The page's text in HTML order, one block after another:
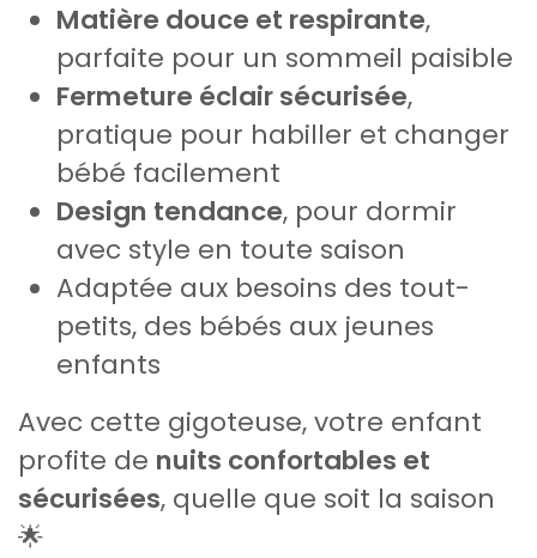
Matière douce et respirante,
parfaite pour un sommeil paisible
Fermeture éclair sécurisée,
pratique pour habiller et changer
bébé facilement
Design tendance, pour dormir
avec style en toute saison
Adaptée aux besoins des tout-
petits, des bébés aux jeunes
enfants
Avec cette gigoteuse, votre enfant
profite de nuits confortables et
sécurisées, quelle que soit la saison
🌟